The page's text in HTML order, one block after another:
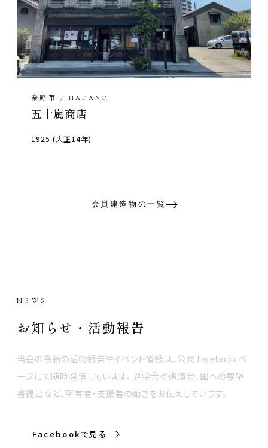
秦野市 / HADANO
五十嵐商店
1925 (大正14年)
会員建造物の一覧
NEWS
お知らせ・活動報告
当会の最新の活動報告やイベント情報は、公式 Facebook ペ
ージにて随時発信しています。 見学会や講演会、国への要望
書提出など、所有者・支援者の動きをお伝えしています。
Facebookで見る